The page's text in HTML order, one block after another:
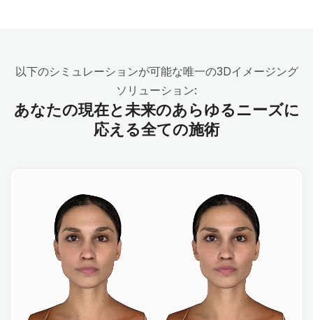
以下のシミュレーションが可能な唯一の3Dイメージング
ソリューション:
あなたの現在と未来のあらゆるニーズに
応える全ての施術